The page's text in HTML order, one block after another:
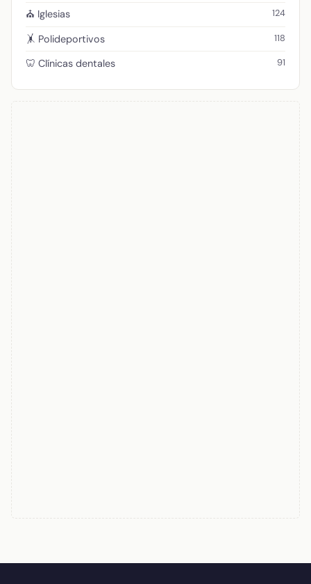
⛪ Iglesias 124
🤸 Polideportivos 118
🦷 Clínicas dentales 91